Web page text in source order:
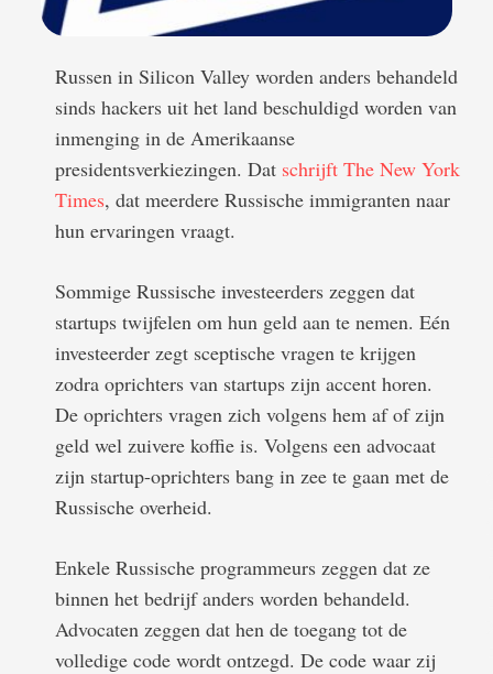
Russen in Silicon Valley worden anders behandeld
sinds hackers uit het land beschuldigd worden van
inmenging in de Amerikaanse
presidentsverkiezingen. Dat schrijft The New York
Times, dat meerdere Russische immigranten naar
hun ervaringen vraagt.
Sommige Russische investeerders zeggen dat
startups twijfelen om hun geld aan te nemen. Eén
investeerder zegt sceptische vragen te krijgen
zodra oprichters van startups zijn accent horen.
De oprichters vragen zich volgens hem af of zijn
geld wel zuivere koffie is. Volgens een advocaat
zijn startup-oprichters bang in zee te gaan met de
Russische overheid.
Enkele Russische programmeurs zeggen dat ze
binnen het bedrijf anders worden behandeld.
Advocaten zeggen dat hen de toegang tot de
volledige code wordt ontzegd. De code waar zij